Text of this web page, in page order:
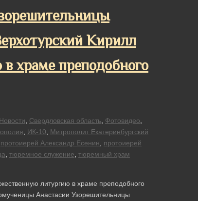
Кирилл
храме преподобного
Новости Свердловская область Фотовидео
ИК-10
Митрополит Екатеринбургский
протоиерей Александр Есенин
протоиерей
тюремное служение тюремный храм
литургию в храме преподобного
Анастасии Узорешительницы